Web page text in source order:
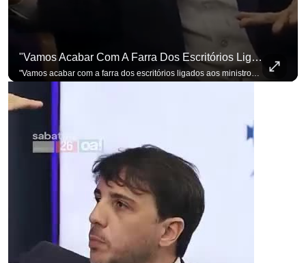
"Vamos Acabar Com A Farra Dos Escritórios Ligados Aos Ministros Do STF"
"Vamos acabar com a farra dos escritórios ligados aos ministros do STF". Essa foi a resposta de Renan Santos ao ser questionado sobre o Judiciário. Se você busca informação com credibilidade, inscreva-se agora e ative o